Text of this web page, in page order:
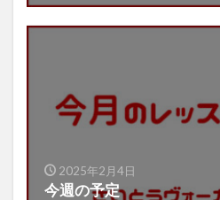
2025年2月4日
今週の予定